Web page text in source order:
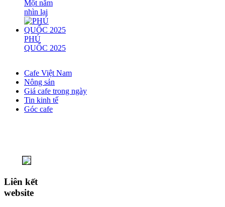
Một năm
nhìn lại
PHÚ
QUỐC 2025
Cafe Việt Nam
Nông sản
Giá cafe trong ngày
Tin kinh tế
Góc cafe
Liên kết
website